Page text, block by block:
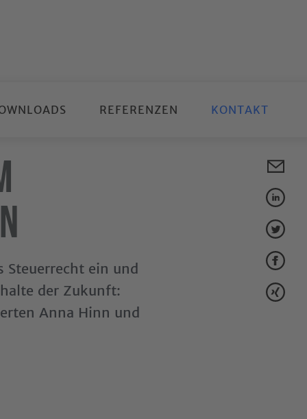
REFERENZEN KONTAKT
Steuerrecht ein und
der Zukunft:
Anna Hinn und